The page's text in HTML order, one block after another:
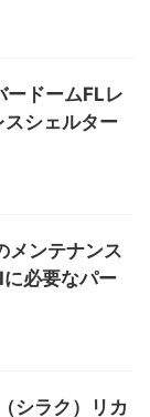
ードームFLレ
スシェルター
メンテナンス
必要なパー
シラク）リカ